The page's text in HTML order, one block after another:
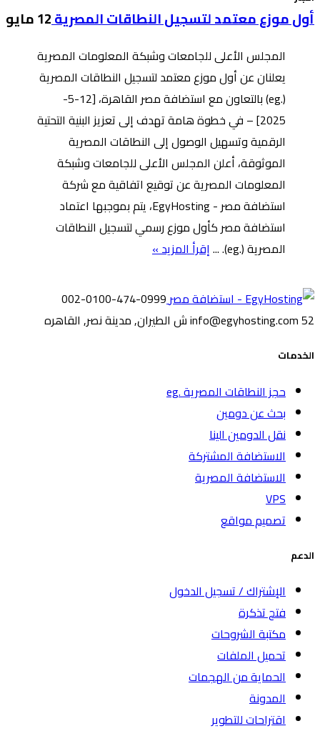
أول موزع معتمد لتسجيل النطاقات المصرية12 مايو
المجلس الأعلى للجامعات وشبكة المعلومات المصرية
يعلنان عن أول موزع معتمد لتسجيل النطاقات المصرية
(.eg) بالتعاون مع استضافة مصر القاهرة، [12-5-
2025] – في خطوة هامة تهدف إلى تعزيز البنية التحتية
الرقمية وتسهيل الوصول إلى النطاقات المصرية
الموثوقة، أعلن المجلس الأعلى للجامعات وشبكة
المعلومات المصرية عن توقيع اتفاقية مع شركة
استضافة مصر - EgyHosting، يتم بموجبها اعتماد
استضافة مصر كأول موزع رسمي لتسجيل النطاقات
المصرية (.eg). ...
إقرأ المزيد »
002-0100-474-0999
info@egyhosting.com52 ش الطيران, مدينة نصر, القاهره
الخدمات
حجز النطاقات المصرية .eg
بحث عن دومين
نقل الدومين الينا
الاستضافة المشتركة
الاستضافة المصرية
VPS
تصميم مواقع
الدعم
الإشتراك / تسجيل الدخول
فتح تذكرة
مكتبة الشروحات
تحميل الملفات
الحماية من الهجمات
المدونة
اقتراحات للتطوير